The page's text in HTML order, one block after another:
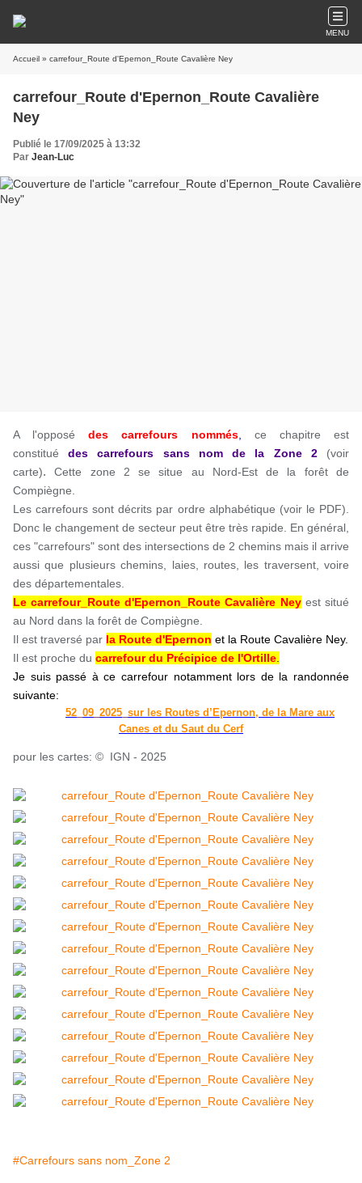
MENU
Accueil » carrefour_Route d'Epernon_Route Cavalière Ney
carrefour_Route d'Epernon_Route Cavalière
Ney
Publié le 17/09/2025 à 13:32
Par Jean-Luc
A l'opposédes carrefours nommés,
ce chapitre est
constituédes carrefours sans nomde la Zone 2(voir
carte).Cette zone 2 se situe au Nord-Est de la forêt de
Compiègne.
Les carrefours sont décrits par ordre alphabétique (voir le PDF).
Donc le changement de secteur peut être très rapide. En général,
ces "carrefours" sont des intersections de 2 chemins mais il arrive
aussi que plusieurs chemins, laies, routes, les traversent, voire
des départementales.
Le carrefour_Route d'Epernon_Route Cavalière Ney est situé
au Nord dans la forêt de Compiègne.
Il est traversé par la Route d'Epernon et la Route Cavalière Ney.
Il est proche du carrefour du Précipice de l'Ortille
Je suis passé à ce carrefour notamment lors de la randonnée
suivante:
52_09_2025_sur les Routes d’Epernon, de la Mare aux
Canes et du Saut du Cerf
pour les cartes: © IGN - 2025
#Carrefours sans nom_Zone 2